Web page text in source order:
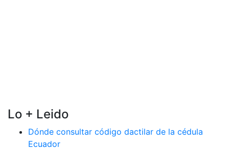
Lo + Leido
Dónde consultar código dactilar de la cédula
Ecuador